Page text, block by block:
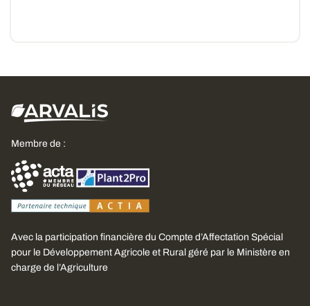
Membre de :
Avec la participation financière du Compte d’Affectation Spécial
pour le Développement Agricole et Rural géré par le Ministère en
charge de l’Agriculture